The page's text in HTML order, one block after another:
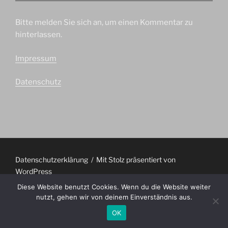
Bitte melden Sie sich an, um einen Kommentar zu
hinterlassen.
Impressum
Datenschutz
Datenschutzerklärung
Mit Stolz präsentiert von
WordPress
Diese Website benutzt Cookies. Wenn du die Website weiter
nutzt, gehen wir von deinem Einverständnis aus.
OK